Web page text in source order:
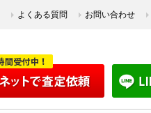
よくある質問 お問い合わせ